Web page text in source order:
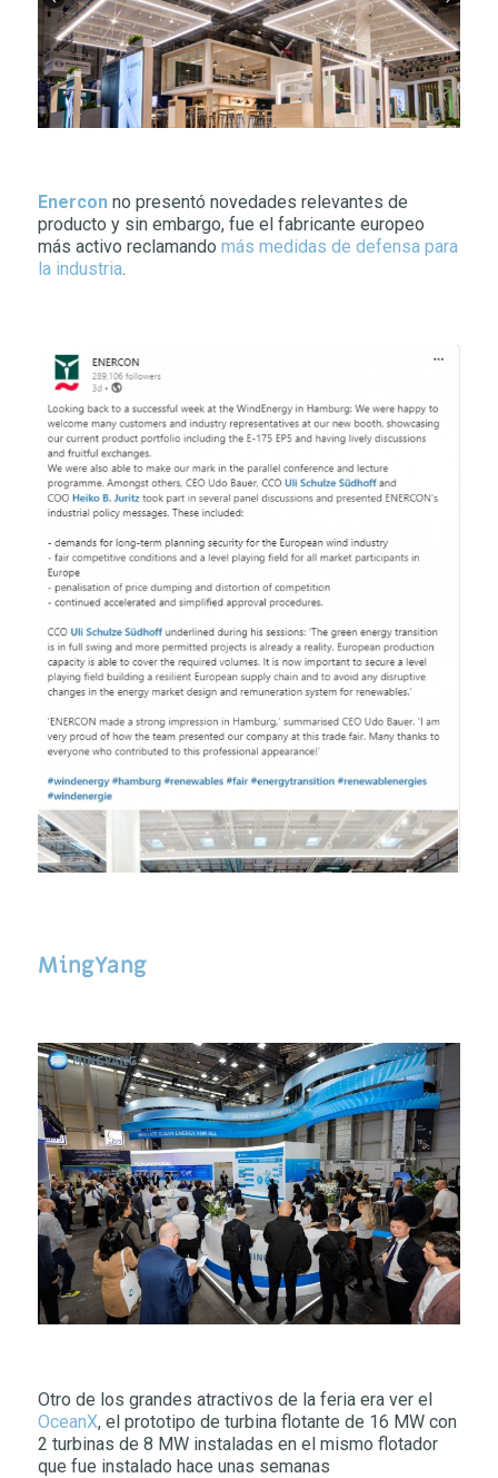
Enerconno presentó novedades relevantes de
producto y sin embargo, fue el fabricante europeo
más activo reclamando más medidas de defensa para
la industria.
MingYang
Otro de los grandes atractivos de la feria era ver el
OceanX, el prototipo de turbina flotante de 16 MW con
2 turbinas de 8 MW instaladas en el mismo flotador
que fue instalado hace unas semanas